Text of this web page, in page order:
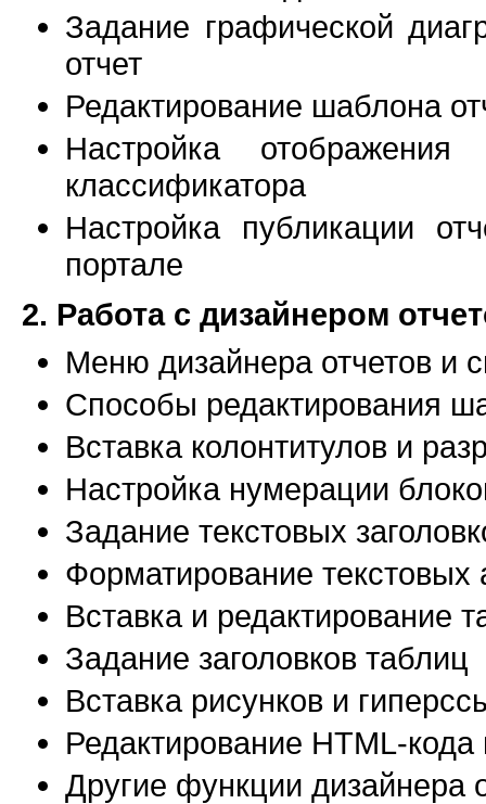
Задание графической
отчет
Редактирование шаблона
Настройка
классификатора
Настройка публикации
портале
2. Работа с дизайнером
Меню дизайнера отчетов и
Способы редактирования
Вставка колонтитулов и
Настройка нумерации
Задание текстовых
Форматирование текстовых
Вставка и редактирование
Задание заголовков таблиц
Вставка рисунков и
Редактирование HTML-
Другие функции дизайнера